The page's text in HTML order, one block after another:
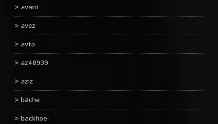
avant
avez
avto
az48939
aziz
bâche
backhoe-